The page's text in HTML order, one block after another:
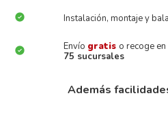
Instalación, montaje y
Envío gratis o recoge
75 sucursales
Además